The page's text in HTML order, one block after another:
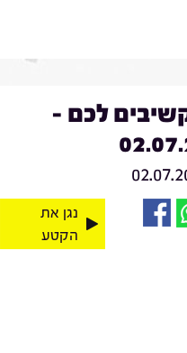
לכם -
נגן את
הקטע